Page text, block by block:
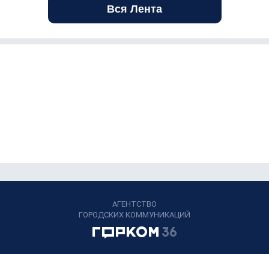
Вся Лента
АГЕНТСТВО
ГОРОДСКИХ КОММУНИКАЦИЙ